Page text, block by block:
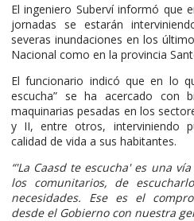
El ingeniero Suberví informó que
jornadas se estarán
severas inundaciones en los
Nacional como en la provincia
El funcionario indicó que en lo
escucha” se ha acercado con
maquinarias pesadas en los
y II, entre otros, interviniendo
calidad de vida a sus habitantes.
“'La Caasd te escucha' es una
los comunitarios, de
necesidades. Ese es el
desde el Gobierno con nuestra